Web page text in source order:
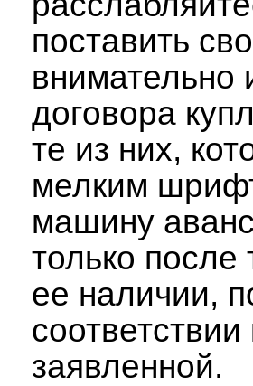
поставить
внимательно
договора
те из них,
мелким
машину
только после
ее наличии,
заявленной.